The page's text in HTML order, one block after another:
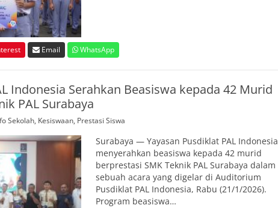
Email WhatsApp
Indonesia Serahkan Beasiswa kepada 42 Murid
PAL Surabaya
Sekolah, Kesiswaan, Prestasi Siswa
Surabaya — Yayasan Pusdiklat PAL Indonesia
menyerahkan beasiswa kepada 42 murid
berprestasi SMK Teknik PAL Surabaya dalam
sebuah acara yang digelar di Auditorium
Pusdiklat PAL Indonesia, Rabu (21/1/2026).
Program beasiswa…